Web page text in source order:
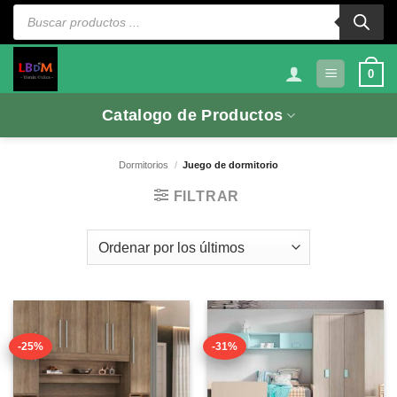
Saltar
Búsqueda
productos
0
Catalogo de Productos
Dormitorios / Juego de dormitorio
FILTRAR
-25% -31%